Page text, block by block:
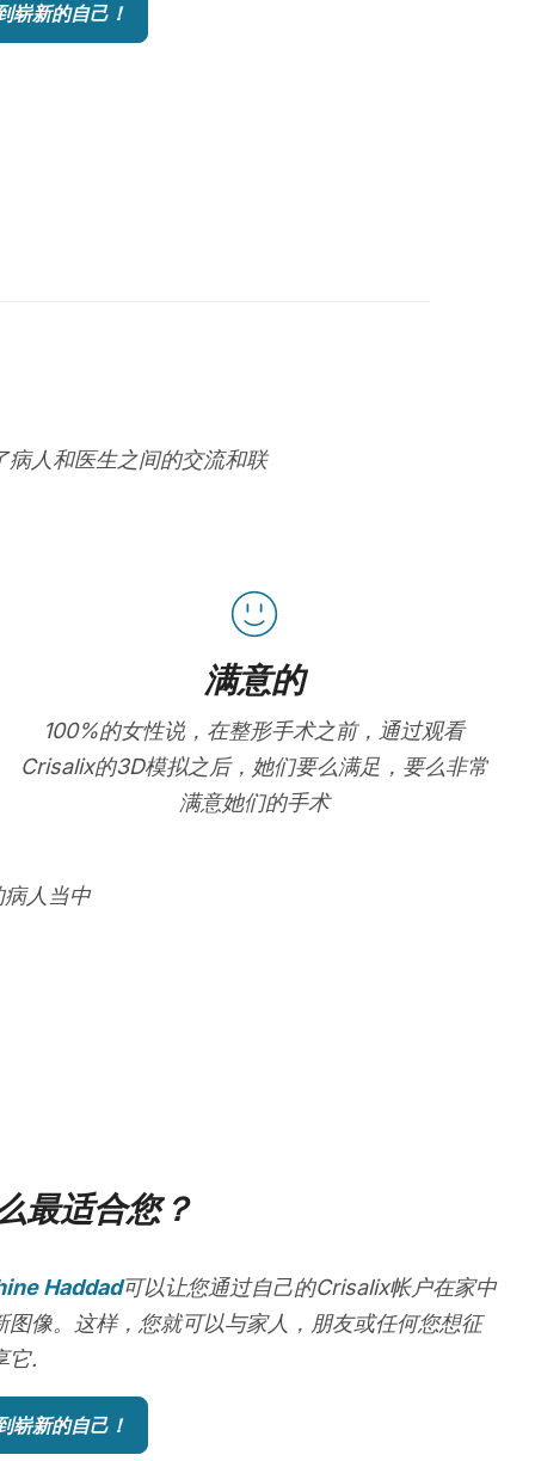
崭新的自己！
人和医生之间的交流和联
满意的
100%的女性说，在整形手术之前，通过观看
Crisalix的3D模拟之后，她们要么满足，要么非常
满意她们的手术
人当中
最适合您？
Haddad可以让您通过自己的Crisalix帐户在家中
图像。这样，您就可以与家人，朋友或任何您想征
它.
崭新的自己！